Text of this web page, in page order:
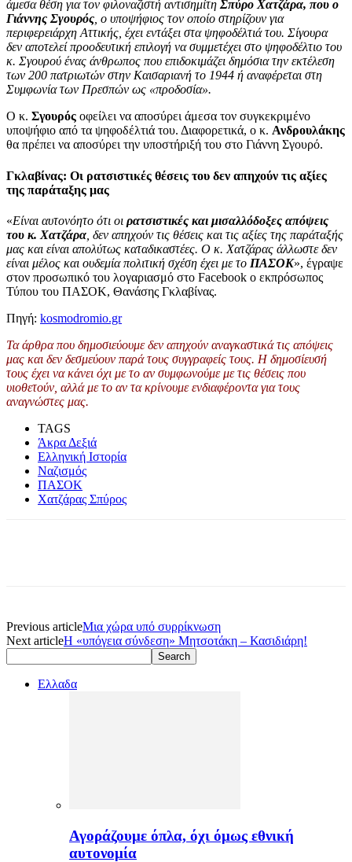
άμεσα θέση για τον φιλοναζιστή αντισημίτη Σπύρο Χατζάρα, που ο
Γιάννης Σγουρός , ο υποψήφιος τον οποίο στηρίζουν για
περιφερειάρχη Αττικής, έχει εντάξει στα ψηφοδέλτιά του. Σίγουρα
δεν αποτελεί προοδευτική επιλογή να συμμετέχει στο ψηφοδέλτιο του
κ. Σγουρού ένας άνθρωπος που επιδοκιμάζει δημόσια την εκτέλεση
των 200 πατριωτών στην Καισαριανή το 1944 ή αναφέρεται στη
Συμφωνία των Πρεσπών ως «προδοσία».
Ο κ. Σγουρός οφείλει να αποσύρει άμεσα τον συγκεκριμένο
υποψήφιο από τα ψηφοδέλτιά του. Διαφορετικά, ο κ. Ανδρουλάκης
θα πρέπει να αποσύρει την υποστήριξή του στο Γιάννη Σγουρό.
Γκλαβίνας: Οι ρατσιστικές θέσεις του δεν απηχούν τις αξίες
της παράταξης μας
«Είναι αυτονόητο ότι οι ρατσιστικές και μισαλλόδοξες απόψεις
του κ. Χατζάρα , δεν απηχούν τις θέσεις και τις αξίες της παράταξής
μας και είναι απολύτως καταδικαστέες. Ο κ. Χατζάρας άλλωστε δεν
είναι μέλος και ουδεμία πολιτική σχέση έχει με το ΠΑΣΟΚ», έγραψε
στον προσωπικό του λογαριασμό στο Facebook ο εκπρόσωπος
Τύπου του ΠΑΣΟΚ, Θανάσης Γκλαβίνας.
Πηγή: kosmodromio.gr
Τα άρθρα που δημοσιεύουμε δεν απηχούν αναγκαστικά τις απόψεις
μας και δεν δεσμεύουν παρά τους συγγραφείς τους. Η δημοσίευσή
τους έχει να κάνει όχι με το αν συμφωνούμε με τις θέσεις που
υιοθετούν, αλλά με το αν τα κρίνουμε ενδιαφέροντα για τους
αναγνώστες μας.
TAGS
Άκρα Δεξιά
Ελληνική Ιστορία
Ναζισμός
ΠΑΣΟΚ
Χατζάρας Σπύρος
Previous articleΜια χώρα υπό συρρίκνωση
Next articleΗ «υπόγεια σύνδεση» Μητσοτάκη – Κασιδιάρη!
Ελλαδα
Αγοράζουμε όπλα, όχι όμως εθνική
αυτονομία